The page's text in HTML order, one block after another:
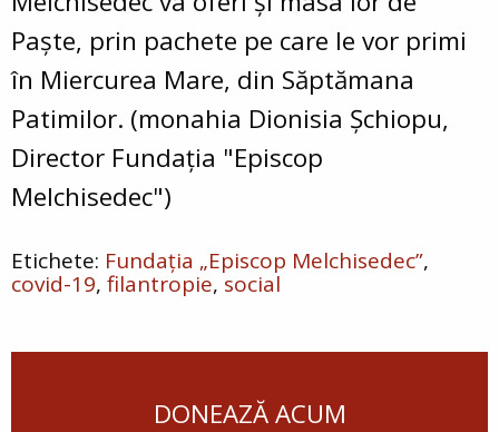
Paște, prin pachete pe care le vor primi
în Miercurea Mare, din Săptămana
Patimilor. (monahia Dionisia Șchiopu,
Director Fundația "Episcop
Melchisedec")
Fundația „Episcop Melchisedec”
covid-19 filantropie social
DONEAZĂ ACUM